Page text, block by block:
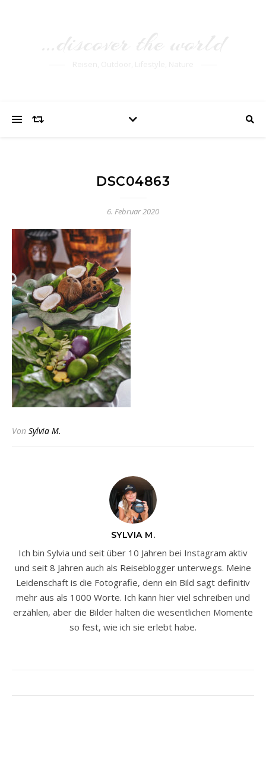
DSC04863
6. Februar 2020
Von Sylvia M.
SYLVIA M.
Ich bin Sylvia und seit über 10 Jahren bei Instagram aktiv
und seit 8 Jahren auch als Reiseblogger unterwegs. Meine
Leidenschaft is die Fotografie, denn ein Bild sagt definitiv
mehr aus als 1000 Worte. Ich kann hier viel schreiben und
erzählen, aber die Bilder halten die wesentlichen Momente
so fest, wie ich sie erlebt habe.